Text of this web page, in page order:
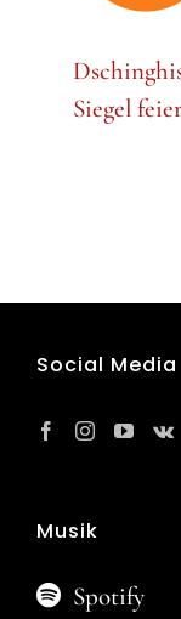
Siegel
Social Media
Musik
Spotify